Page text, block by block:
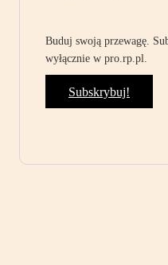
Buduj swoją przewagę.
wyłącznie w pro.rp.pl.
Subskrybuj!